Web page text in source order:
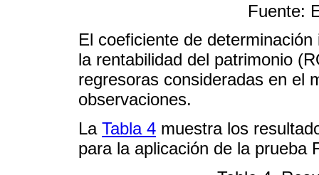
Fuente:
El coeficiente de
la rentabilidad del patrimonio
regresoras consideradas en el
observaciones.
La Tabla 4 muestra los
para la aplicación de la prueba